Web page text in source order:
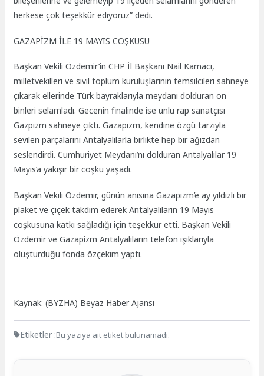
herkese çok teşekkür ediyoruz” dedi.
GAZAPİZM İLE 19 MAYIS COŞKUSU
Başkan Vekili Özdemir’in CHP İl Başkanı Nail Kamacı,
milletvekilleri ve sivil toplum kuruluşlarının temsilcileri sahneye
çıkarak ellerinde Türk bayraklarıyla meydanı dolduran on
binleri selamladı. Gecenin finalinde ise ünlü rap sanatçısı
Gazpizm sahneye çıktı. Gazapizm, kendine özgü tarzıyla
sevilen parçalarını Antalyalılarla birlikte hep bir ağızdan
seslendirdi. Cumhuriyet Meydanı’nı dolduran Antalyalılar 19
Mayıs’a yakışır bir coşku yaşadı.
Başkan Vekili Özdemir, günün anısına Gazapizm’e ay yıldızlı bir
plaket ve çiçek takdim ederek Antalyalıların 19 Mayıs
coşkusuna katkı sağladığı için teşekkür etti. Başkan Vekili
Özdemir ve Gazapizm Antalyalıların telefon ışıklarıyla
oluşturduğu fonda özçekim yaptı.
Kaynak: (BYZHA) Beyaz Haber Ajansı
Etiketler :Bu yazıya ait etiket bulunamadı.